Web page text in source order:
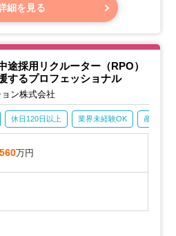
用設計、業務構築・改善等に携わ
かし顧客先で必要な業務（プロジ
）の役割を担っていただきま
細を見る
途採用リクルーター（RPO）
するプロフェッショナル
ン株式会社
休日120日以上 業界未経験OK 産休・育
560万円